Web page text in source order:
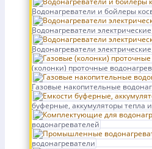
Водонагреватели и бойлеры
Водонагреватели
Водонагреватели
(колонки) проточные
Газовые накопительные
буферные, аккумуляторы тепла
водонагревателей
водонагреватели